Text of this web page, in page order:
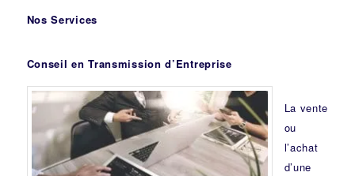
Nos Services
Conseil en Transmission d’Entreprise
La vente
ou
l’achat
d’une